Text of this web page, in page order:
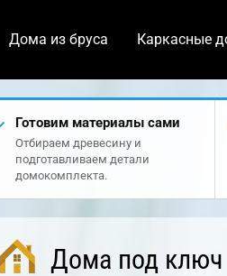
Дома из бруса Каркасные
Готовим материалы сами
Отбираем древесину и
подготавливаем детали
домокомплекта.
Дома под ключ